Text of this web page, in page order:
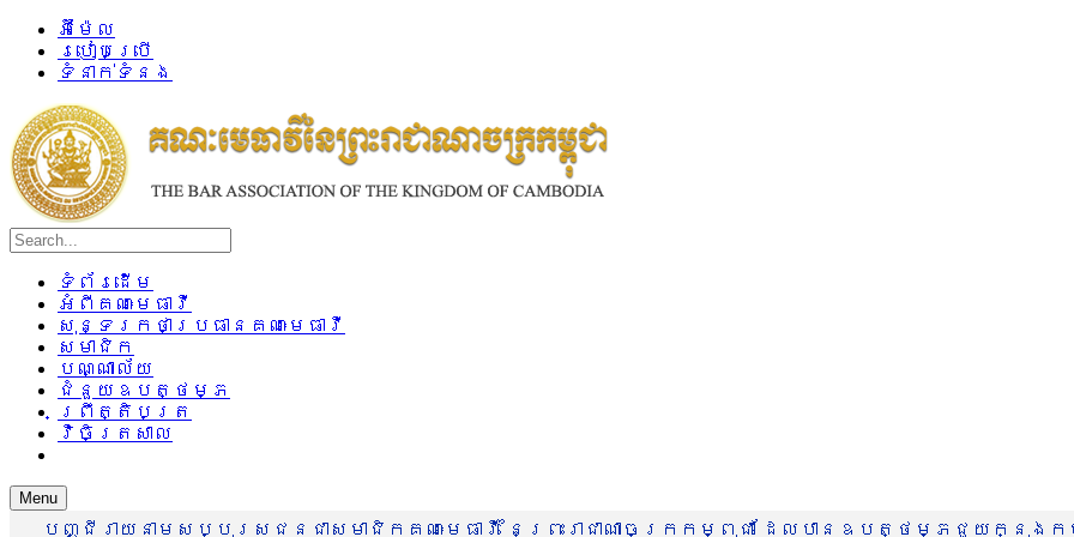
អ៊ីម៉ែល
របៀបប្រើ
ទំនាក់ទំនង
ទំព័រដើម
អំពីគណៈមេធាវី
សុន្ទរកថាប្រធានគណៈមេធាវី
សមាជិក
បណ្ណាល័យ
ជំនួយឧបត្ថម្ភ
ព្រឹត្តិបត្រ
វិចិត្រសាល
Menu
បញ្ជីរាយនាមសប្បុរសជនជាសមាជិកគណៈមេធាវី នៃព្រះរាជាណាចក្រកម្ពុជា ដែលបានឧបត្ថម្ភជួយក្នុង